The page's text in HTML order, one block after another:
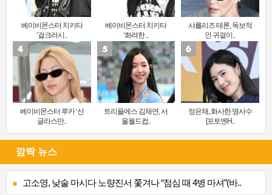
베이비몬스터 치키타
‘걸크러시..
베이비몬스터 치키타
‘화려한 ..
샤를리즈 테론, 독보적
인 귀걸이..
베이비몬스터 루카 ‘선
글라스만..
트리플에스 김채연, 서
울월드컵..
정은채, 화사한 명사수
[포토엔H..
깜짝 뉴스
고소영, 낮술 마시다 노량진서 쫓겨나 “점심 때 4병 마셔”(바..